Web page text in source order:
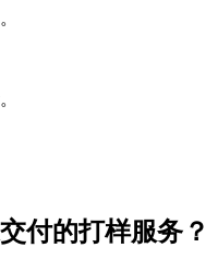
付的打样服务？